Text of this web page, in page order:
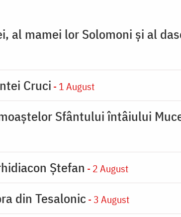
al mamei lor Solomoni şi al
Cruci - 1 August
Sfântului întâiului
Ștefan - 2 August
din Tesalonic - 3 August